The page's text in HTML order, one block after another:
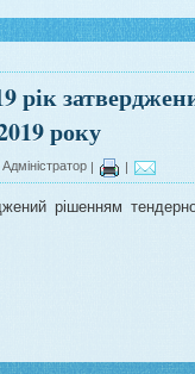
рік
року
| |
рішенням